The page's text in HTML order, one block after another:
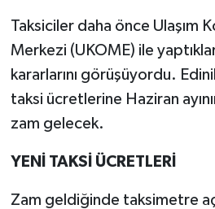
Taksiciler daha önce Ulaşım
Merkezi (UKOME) ile
kararlarını görüşüyordu.
taksi ücretlerine Haziran
zam gelecek.
YENİ TAKSİ ÜCRETLERİ
Zam geldiğinde taksimetre
YAŞAM